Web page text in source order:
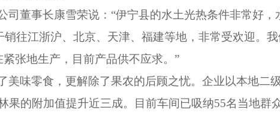
司董事长康雪荣说：“伊宁县的水土光热条件非常好
销往江浙沪、北京、天津、福建等地，非常受欢迎。
张地生产，目前产品供不应求。”
美味零食，更解除了果农的后顾之忧。企业以本地二
果的附加值提升近三成。目前车间已吸纳55名当地群